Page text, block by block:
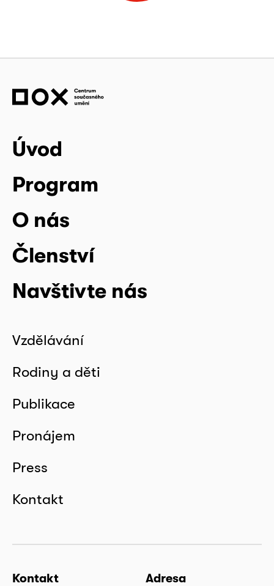
Úvod
Program
O nás
Členství
Navštivte nás
Vzdělávání
Rodiny a děti
Publikace
Pronájem
Press
Kontakt
Kontakt Adresa